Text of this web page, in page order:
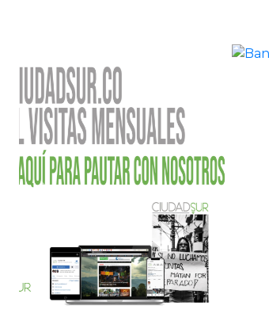
Anterior
Noticias
Itagüí
Fin de la “mesa de paz
urbana de Itagüí”: así fue
traslado de cabecillas de
bandas a otras cárceles
Cultura
Débora Arango, una de las